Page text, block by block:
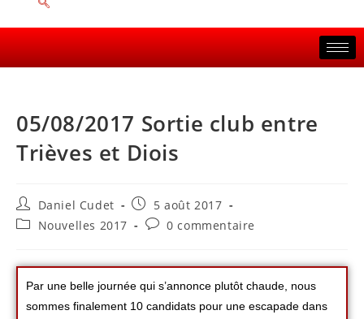
05/08/2017 Sortie club entre
Trièves et Diois
Daniel Cudet
5 août 2017
Nouvelles 2017
0 commentaire
Par une belle journée qui s’annonce plutôt chaude, nous
sommes finalement 10 candidats pour une escapade dans